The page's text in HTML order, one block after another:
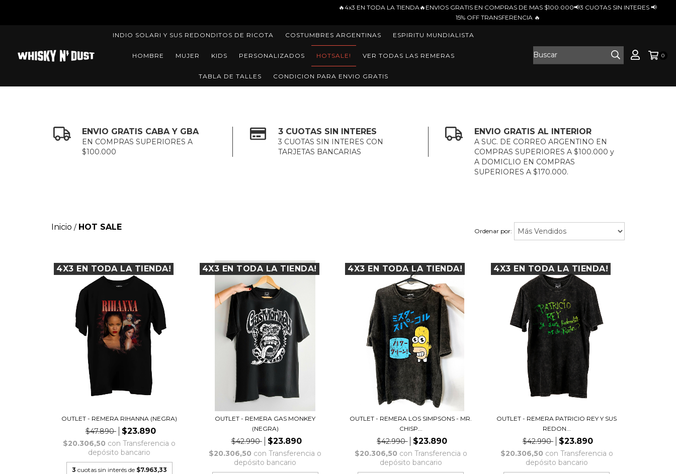
🔥4x3 EN TODA LA TIENDA🔥ENVIOS GRATIS EN COMPRAS DE MAS $100.000📢3 CUOTAS SIN INTERES 📢
15% OFF TRANSFERENCIA 🔥
INDIO SOLARI Y SUS REDONDITOS DE RICOTA COSTUMBRES ARGENTINAS ESPIRITU MUNDIALISTA
HOMBRE MUJER KIDS PERSONALIZADOS HOTSALE! VER TODAS LAS REMERAS
TABLA DE TALLES CONDICION PARA ENVIO GRATIS
0
ENVIO GRATIS CABA Y GBA
EN COMPRAS SUPERIORES A
$100.000
3 CUOTAS SIN INTERES
3 CUOTAS SIN INTERES CON
TARJETAS BANCARIAS
ENVIO GRATIS AL INTERIOR
A SUC. DE CORREO ARGENTINO EN
COMPRAS SUPERIORES A $100.000 y
A DOMICLIO EN COMPRAS
SUPERIORES A $170.000.
Inicio / HOT SALE Ordenar por:
4X3 EN TODA LA TIENDA!
OUTLET - REMERA RIHANNA (NEGRA)
$47.890 $23.890
$20.306,50 con Transferencia o
depósito bancario
3 cuotas sin interés de $7.963,33
4X3 EN TODA LA TIENDA!
OUTLET - REMERA GAS MONKEY
(NEGRA)
$42.990 $23.890
$20.306,50 con Transferencia o
depósito bancario
4X3 EN TODA LA TIENDA!
OUTLET - REMERA LOS SIMPSONS - MR.
CHISP...
$42.990 $23.890
$20.306,50 con Transferencia o
depósito bancario
4X3 EN TODA LA TIENDA!
OUTLET - REMERA PATRICIO REY Y SUS
REDON...
$42.990 $23.890
$20.306,50 con Transferencia o
depósito bancario